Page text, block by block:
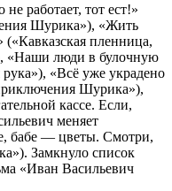
работает, тот ест!»
Шурика»), «Жить
пленница,
«Наши люди в булочную
рука»), «Всё уже украдено
Шурика»),
кассе. Если,
меняет
бабе — цветы. Смотри,
Замкнуло список
«Иван Васильевич